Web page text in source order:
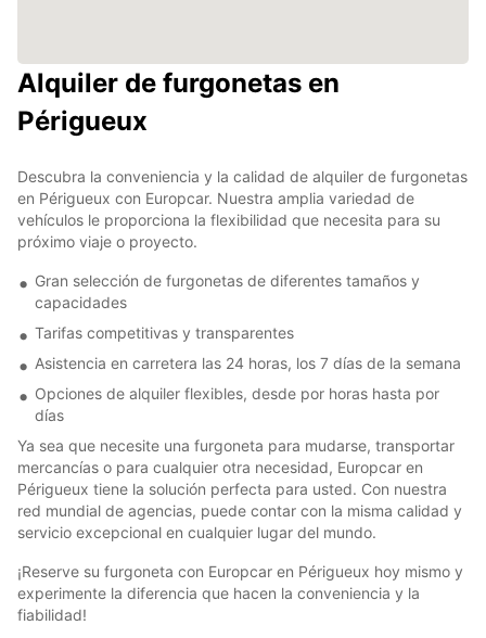
Alquiler de furgonetas en
Périgueux
Descubra la conveniencia y la calidad de alquiler de furgonetas
en Périgueux con Europcar. Nuestra amplia variedad de
vehículos le proporciona la flexibilidad que necesita para su
próximo viaje o proyecto.
Gran selección de furgonetas de diferentes tamaños y
capacidades
Tarifas competitivas y transparentes
Asistencia en carretera las 24 horas, los 7 días de la semana
Opciones de alquiler flexibles, desde por horas hasta por
días
Ya sea que necesite una furgoneta para mudarse, transportar
mercancías o para cualquier otra necesidad, Europcar en
Périgueux tiene la solución perfecta para usted. Con nuestra
red mundial de agencias, puede contar con la misma calidad y
servicio excepcional en cualquier lugar del mundo.
¡Reserve su furgoneta con Europcar en Périgueux hoy mismo y
experimente la diferencia que hacen la conveniencia y la
fiabilidad!